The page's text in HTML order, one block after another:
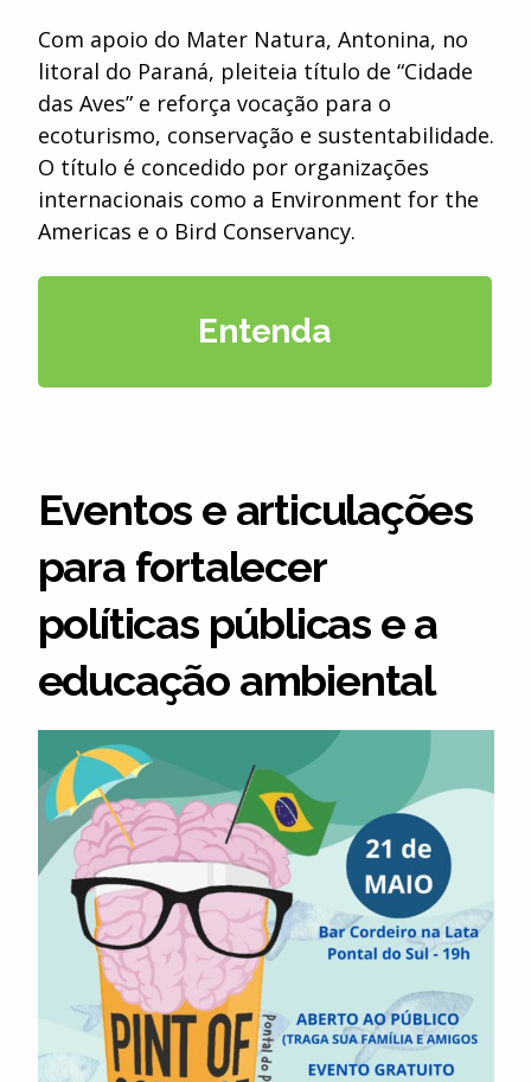
Com apoio do Mater Natura, Antonina, no
litoral do Paraná, pleiteia título de “Cidade
das Aves” e reforça vocação para o
ecoturismo, conservação e sustentabilidade.
O título é concedido por organizações
internacionais como a Environment for the
Americas e o Bird Conservancy.
Entenda
Eventos e articulações
para fortalecer
políticas públicas e a
educação ambiental